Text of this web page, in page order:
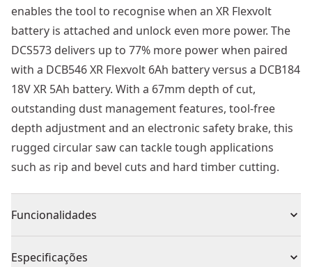
enables the tool to recognise when an XR Flexvolt
battery is attached and unlock even more power. The
DCS573 delivers up to 77% more power when paired
with a DCB546 XR Flexvolt 6Ah battery versus a DCB184
18V XR 5Ah battery. With a 67mm depth of cut,
outstanding dust management features, tool-free
depth adjustment and an electronic safety brake, this
rugged circular saw can tackle tough applications
such as rip and bevel cuts and hard timber cutting.
Funcionalidades
Especificações